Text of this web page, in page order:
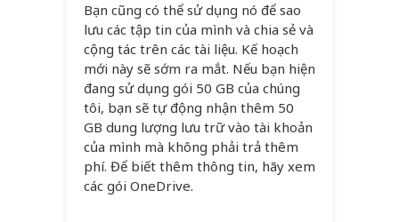
Bạn cũng có thể sử dụng nó để sao
lưu các tập tin của mình và chia sẻ và
cộng tác trên các tài liệu. Kế hoạch
mới này sẽ sớm ra mắt. Nếu bạn hiện
đang sử dụng gói 50 GB của chúng
tôi, bạn sẽ tự động nhận thêm 50
GB dung lượng lưu trữ vào tài khoản
của mình mà không phải trả thêm
phí. Để biết thêm thông tin, hãy xem
các gói OneDrive.